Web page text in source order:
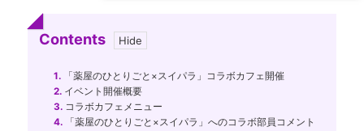
Contents
1. 「薬屋のひとりごと×スイパラ」コラボカフェ開催
2. イベント開催概要
3. コラボカフェメニュー
4. 「薬屋のひとりごと×スイパラ」へのコラボ部員コメント